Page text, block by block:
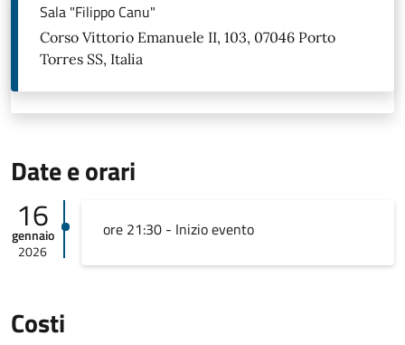
Sala "Filippo Canu"
Corso Vittorio Emanuele II, 103, 07046 Porto
Torres SS, Italia
Date e orari
16
gennaio
2026
ore 21:30 - Inizio evento
Costi